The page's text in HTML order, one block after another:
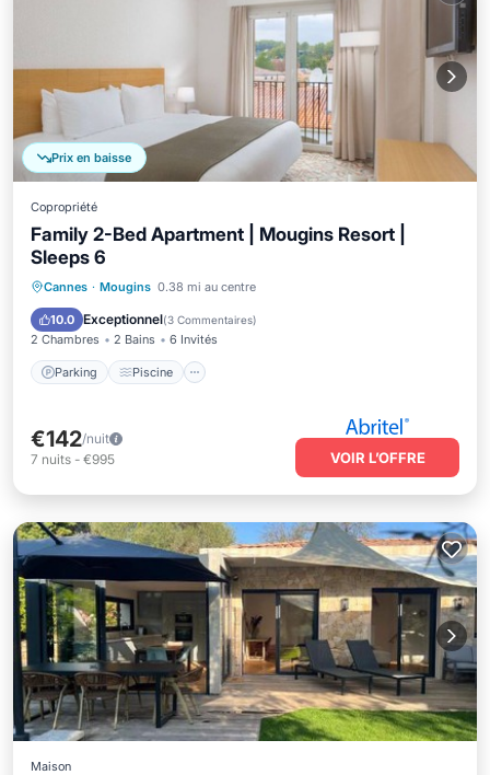
Prix en baisse
Copropriété
Family 2-Bed Apartment | Mougins Resort |
Sleeps 6
Cannes · Mougins 0.38 mi au centre
10.0 Exceptionnel(3 Commentaires)
2 Chambres 2 Bains 6 Invités
Parking Piscine
Parking Piscine
Cuisine
€142/nuit
7 nuits - €995 VOIR L’OFFRE
Maison